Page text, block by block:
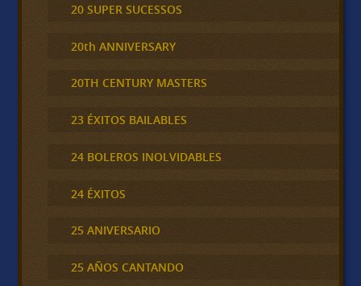
20 SUPER SUCESSOS
20th ANNIVERSARY
20TH CENTURY MASTERS
23 ÉXITOS BAILABLES
24 BOLEROS INOLVIDABLES
24 ÉXITOS
25 ANIVERSARIO
25 AÑOS CANTANDO